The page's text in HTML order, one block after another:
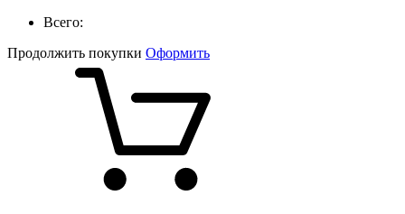
Всего:
Продолжить покупки Оформить